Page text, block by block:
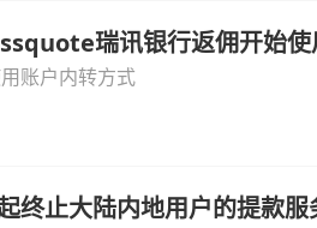
瑞讯银行返佣开始
账户内转方式
终止大陆内地用户的提款服